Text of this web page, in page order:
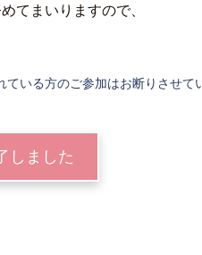
てまいりますので、
いる方のご参加はお断りさせて
しました